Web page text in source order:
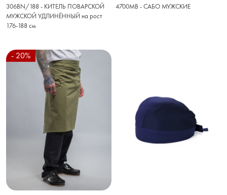
306BN/188 - КИТЕЛЬ ПОВАРСКОЙ
МУЖСКОЙ УДЛИНЁННЫЙ на рост
176-188 см
4700MB - САБО МУЖСКИЕ
- 20%